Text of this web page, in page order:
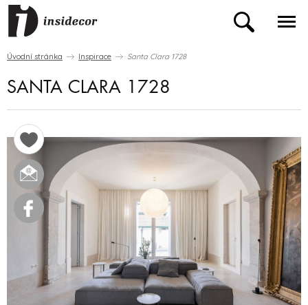
Úvodní stránka Inspirace Santa Clara 1728
SANTA CLARA 1728